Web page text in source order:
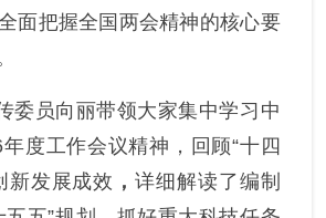
面把握全国 两会精神的核心要
委员向丽带领大家集中学习中
年度工作会议精神，回顾“十四
新发展成效 ，详细解读了编制